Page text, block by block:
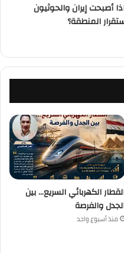
أصبحت إيران والحوثيون
المنطقة؟
الكهربائي السريع… بين
والفرصة
منذ أسبوع واحد